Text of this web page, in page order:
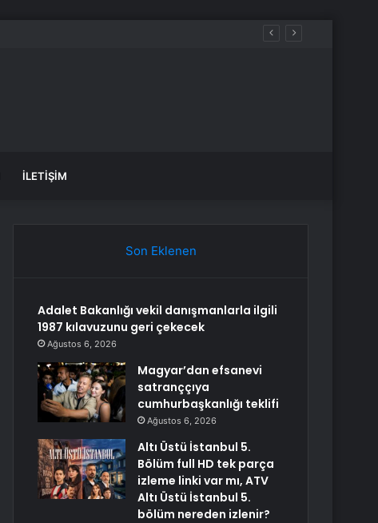
İLETIŞIM
Son Eklenen
Adalet Bakanlığı vekil danışmanlarla ilgili
1987 kılavuzunu geri çekecek
Ağustos 6, 2026
Magyar’dan efsanevi
satranççıya
cumhurbaşkanlığı teklifi
Ağustos 6, 2026
Altı Üstü İstanbul 5.
Bölüm full HD tek parça
izleme linki var mı, ATV
Altı Üstü İstanbul 5.
bölüm nereden izlenir?